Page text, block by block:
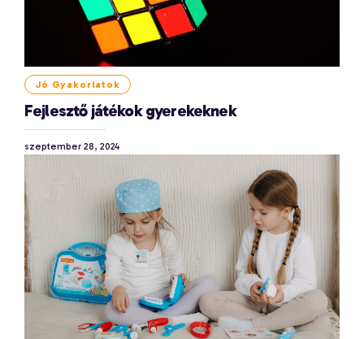
Jó Gyakorlatok
Fejlesztő játékok gyerekeknek
szeptember 28, 2024